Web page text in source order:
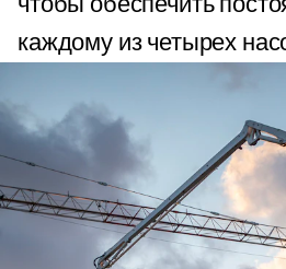
каждому из четырех